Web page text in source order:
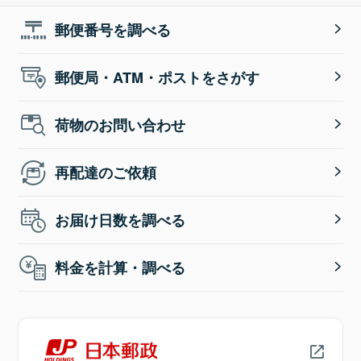
郵便番号を調べる
郵便局・ATM・ポストをさがす
荷物のお問い合わせ
再配達のご依頼
お届け日数を調べる
料金を計算・調べる